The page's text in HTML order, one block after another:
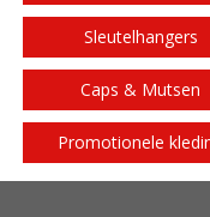
Sleutelhangers
Caps & Mutsen
Promotionele